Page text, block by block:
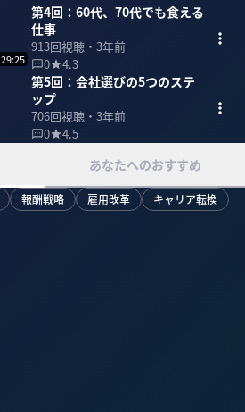
第4回：60代、70代でも食える
仕事
913回視聴・ 3年前
0
4.3
29:25
第5回：会社選びの5つのステ
ップ
706回視聴・ 3年前
0
4.5
あなたへのおすすめ
報酬戦略 雇用改革 キャリア転換